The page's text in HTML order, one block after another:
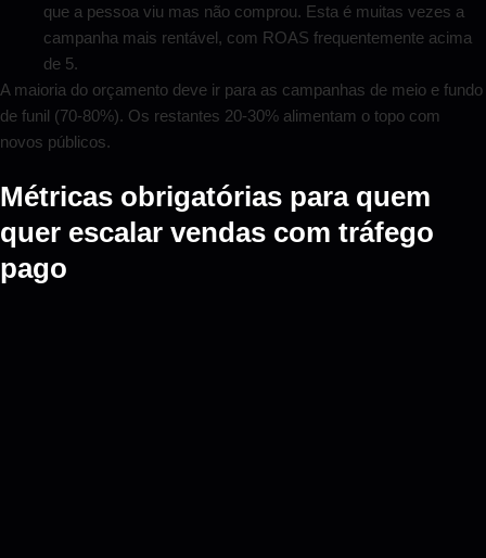
que a pessoa viu mas não comprou. Esta é muitas vezes a
campanha mais rentável, com ROAS frequentemente acima
de 5.
A maioria do orçamento deve ir para as campanhas de meio e fundo
de funil (70-80%). Os restantes 20-30% alimentam o topo com
novos públicos.
Métricas obrigatórias para quem
quer escalar vendas com tráfego
pago